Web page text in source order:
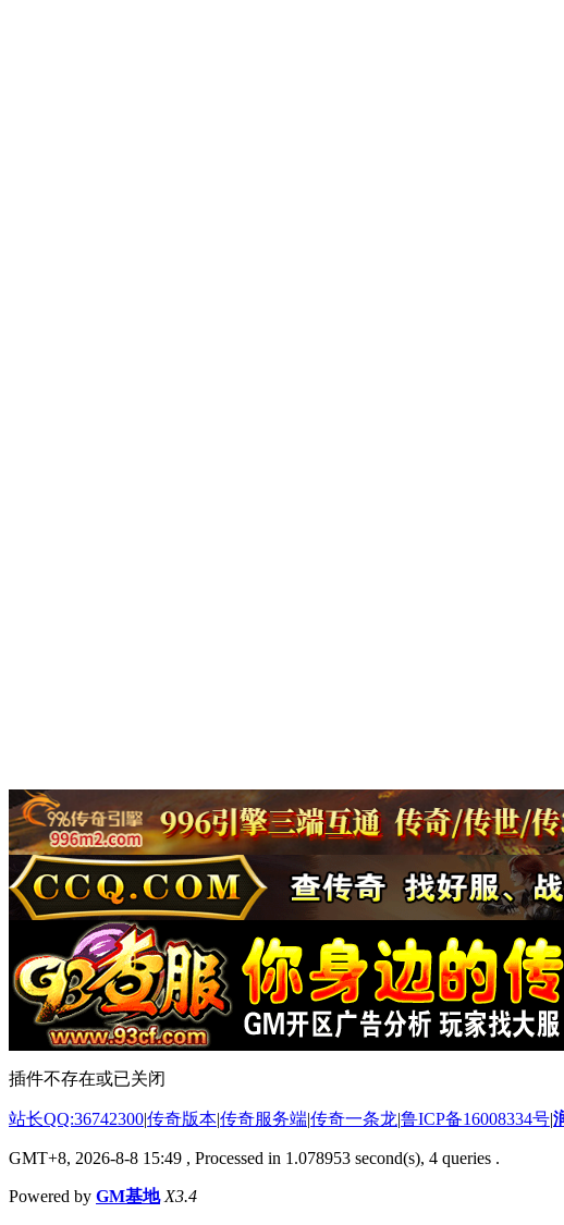
插件不存在或已关闭
站长QQ:36742300|传奇版本|传奇服务端|传奇一条龙|鲁ICP备16008334号|
GMT+8, 2026-8-8 15:49 , Processed in 1.078953 second(s), 4 queries .
Powered by GM基地 X3.4